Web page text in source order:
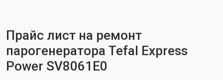
Прайс лист на ремонт
парогенератора Tefal Express
Power SV8061E0